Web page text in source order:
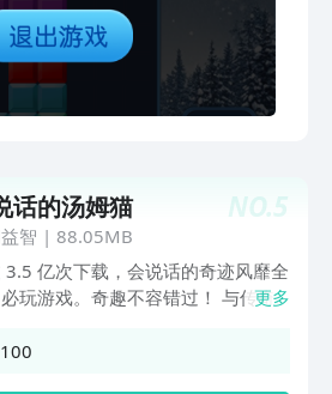
NO.5
话的汤姆猫
智 | 88.05MB
3.5 亿次下载，会说话的奇迹风靡全
玩游戏。奇趣不容错过！ 与传奇
滑稽腔调放声大笑 -与好友分享搞
更多